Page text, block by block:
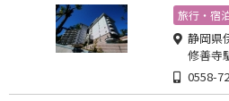
旅行・宿
静岡県
修善寺
0558-